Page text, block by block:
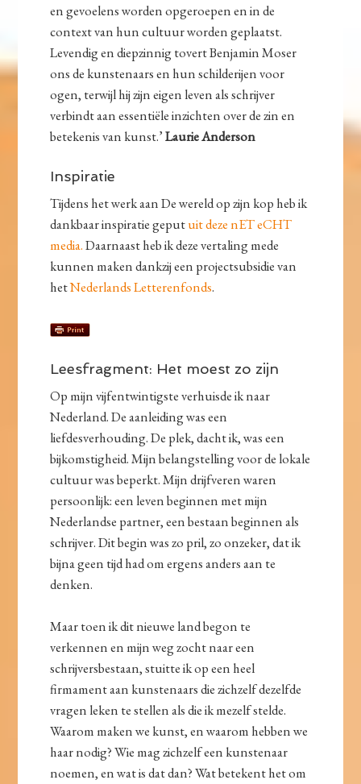
en gevoelens worden opgeroepen en in de
context van hun cultuur worden geplaatst.
Levendig en diepzinnig tovert Benjamin Moser
ons de kunstenaars en hun schilderijen voor
ogen, terwijl hij zijn eigen leven als schrijver
verbindt aan essentiële inzichten over de zin en
betekenis van kunst.’Laurie Anderson
Inspiratie
Tijdens het werk aan De wereld op zijn kop heb ik
dankbaar inspiratie geputuit deze nET eCHT
media.Daarnaast heb ik deze vertaling mede
kunnen maken dankzij een projectsubsidie van
hetNederlands Letterenfonds.
Leesfragment: Het moest zo zijn
Op mijn vijfentwintigste verhuisde ik naar
Nederland. De aanleiding was een
liefdesverhouding. De plek, dacht ik, was een
bijkomstigheid. Mijn belangstelling voor de lokale
cultuur was beperkt. Mijn drijfveren waren
persoonlijk: een leven beginnen met mijn
Nederlandse partner, een bestaan beginnen als
schrijver. Dit begin was zo pril, zo onzeker, dat ik
bijna geen tijd had om ergens anders aan te
denken.
Maar toen ik dit nieuwe land begon te
verkennen en mijn weg zocht naar een
schrijversbestaan, stuitte ik op een heel
firmament aan kunstenaars die zichzelf dezelfde
vragen leken te stellen als die ik mezelf stelde.
Waarom maken we kunst, en waarom hebben we
haar nodig? Wie mag zichzelf een kunstenaar
noemen, en wat is dat dan? Wat betekent het om